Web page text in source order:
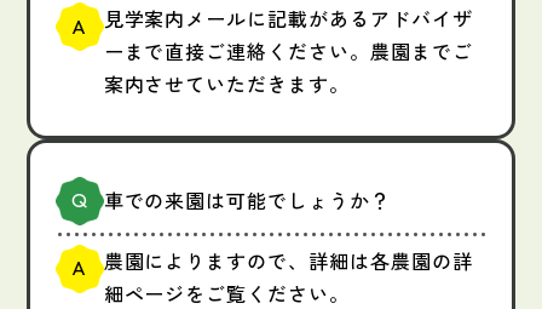
見学案内メールに記載があるアドバイザ
ーまで直接ご連絡ください。農園までご
案内させていただきます。
車での来園は可能でしょうか？
農園によりますので、詳細は各農園の詳
細ページをご覧ください。